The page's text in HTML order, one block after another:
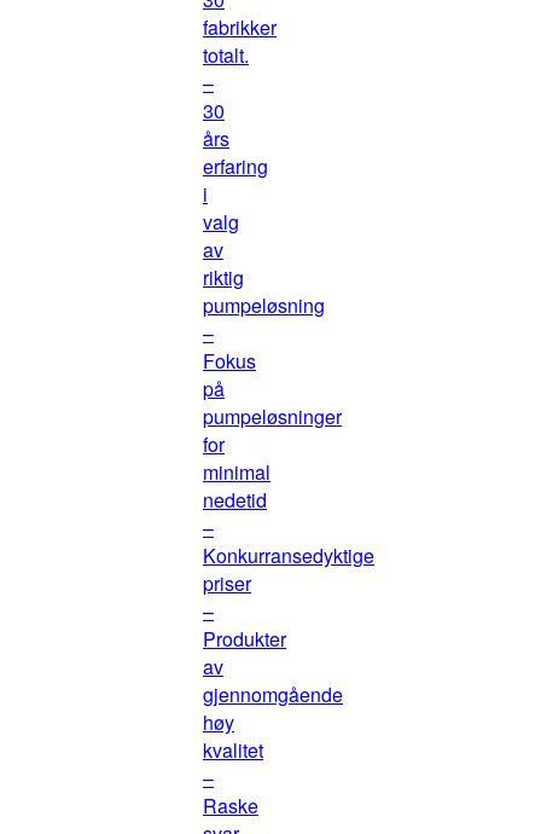
fabrikker
totalt.
–
30
års
erfaring
i
valg
av
riktig
pumpeløsning
–
Fokus
på
pumpeløsninger
for
minimal
nedetid
–
Konkurransedyktige
priser
–
Produkter
av
gjennomgående
høy
kvalitet
–
Raske